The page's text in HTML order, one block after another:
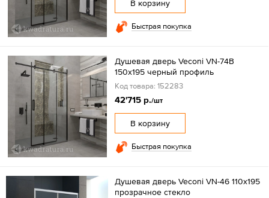
В корзину
Быстрая покупка
Душевая дверь Veconi VN-74B
150x195 черный профиль
Код товара: 152283
42'715 р./шт
В корзину
Быстрая покупка
Душевая дверь Veconi VN-46 110x195
прозрачное стекло